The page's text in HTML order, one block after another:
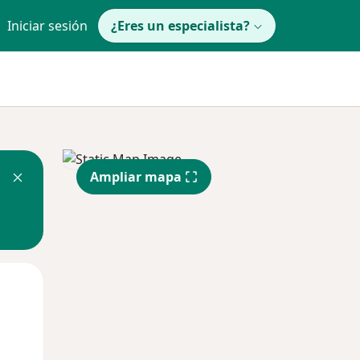
Iniciar sesión ¿Eres un especialista?
Ampliar mapa